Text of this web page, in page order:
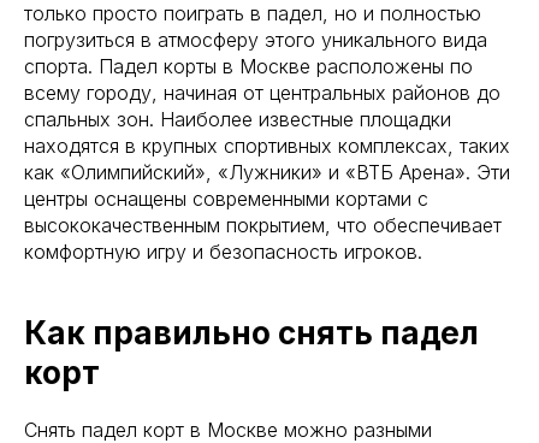
только просто поиграть в падел, но и полностью
погрузиться в атмосферу этого уникального вида
спорта. Падел корты в Москве расположены по
всему городу, начиная от центральных районов до
спальных зон. Наиболее известные площадки
находятся в крупных спортивных комплексах, таких
как «Олимпийский», «Лужники» и «ВТБ Арена». Эти
центры оснащены современными кортами с
высококачественным покрытием, что обеспечивает
комфортную игру и безопасность игроков.
Как правильно снять падел
корт
Снять падел корт в Москве можно разными